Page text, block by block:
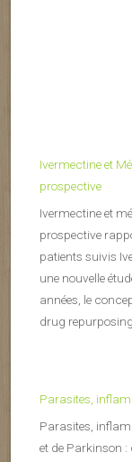
Ivermectine et
prospective
Ivermectine et
prospective
patients suivis
une nouvelle
années, le
drug
Parasites,
Parasites,
et de Parkinson :